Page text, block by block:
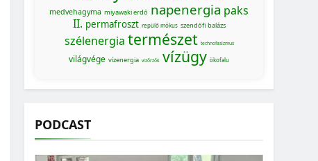
medvehagyma miyawaki erdő napenergia paks
II. permafroszt repülő mókus szendőfi balázs
szélenergia természet technofasizmus
világvége vízenergia vízőrzők vízügy ökofalu
PODCAST